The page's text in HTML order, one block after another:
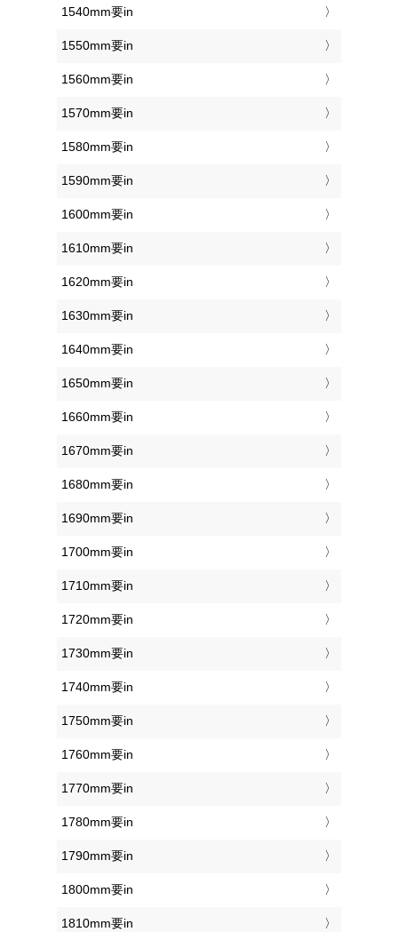
1540mm要in
1550mm要in
1560mm要in
1570mm要in
1580mm要in
1590mm要in
1600mm要in
1610mm要in
1620mm要in
1630mm要in
1640mm要in
1650mm要in
1660mm要in
1670mm要in
1680mm要in
1690mm要in
1700mm要in
1710mm要in
1720mm要in
1730mm要in
1740mm要in
1750mm要in
1760mm要in
1770mm要in
1780mm要in
1790mm要in
1800mm要in
1810mm要in